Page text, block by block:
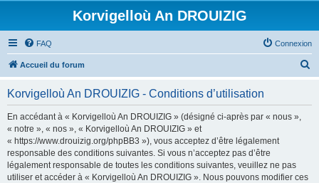
Korvigelloù An DROUIZIG
FAQ Connexion
Accueil du forum
Korvigelloù An DROUIZIG - Conditions d’utilisation
En accédant à « Korvigelloù An DROUIZIG » (désigné ci-après par « nous »,
« notre », « nos », « Korvigelloù An DROUIZIG » et
« https://www.drouizig.org/phpBB3 »), vous acceptez d’être légalement
responsable des conditions suivantes. Si vous n’acceptez pas d’être
légalement responsable de toutes les conditions suivantes, veuillez ne pas
utiliser et accéder à « Korvigelloù An DROUIZIG ». Nous pouvons modifier ces